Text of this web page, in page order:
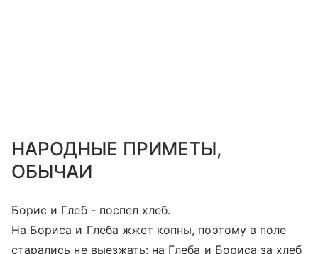
НАРОДНЫЕ ПРИМЕТЫ,
ОБЫЧАИ
Борис и Глеб - поспел хлеб.
На Бориса и Глеба жжет копны, поэтому в поле
старались не выезжать: на Глеба и Бориса за хлеб